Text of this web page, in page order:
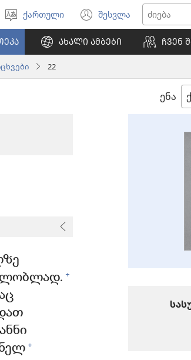
აირჩიეთ
ენა
ქართული შესვლა
(გაიხსნება
ახალი
ფანჯარა)
ᲐᲮᲐᲚᲘ ᲐᲛᲑᲔᲑᲘ ᲩᲕᲔᲜ
22
ენა
+
+